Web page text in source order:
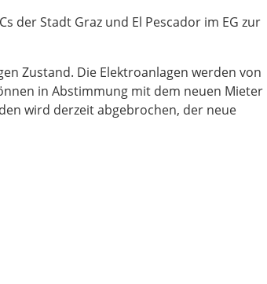
der Stadt Graz und El Pescador im EG zur
Zustand. Die Elektroanlagen werden von
in Abstimmung mit dem neuen Mieter
wird derzeit abgebrochen, der neue